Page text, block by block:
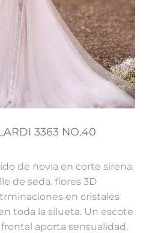
3363 NO.40
de novia en corte sirena,
de seda. flores 3D
en cristales
toda la silueta. Un escote
aporta sensualidad.